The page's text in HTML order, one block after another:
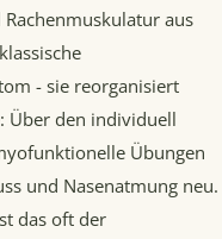
aus
- sie reorganisiert
Über den individuell
Übungen
und Nasenatmung neu.
das oft der